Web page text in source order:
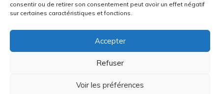
consentir ou de retirer son consentement peut avoir un effet négatif
sur certaines caractéristiques et fonctions.
Accepter
Refuser
Voir les préférences
Copyright © All rights reserved. Theme Creativ